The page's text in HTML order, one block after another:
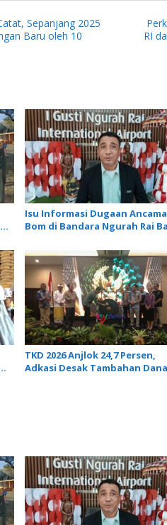
Sepanjang 2025
Baru oleh 10
RI
Isu Informasi Dugaan
Bom di Bandara Ngurah Rai
Penerbangan Lancar
TKD 2026 Anjlok 24,7 Persen,
Adkasi Desak Tambahan Dana